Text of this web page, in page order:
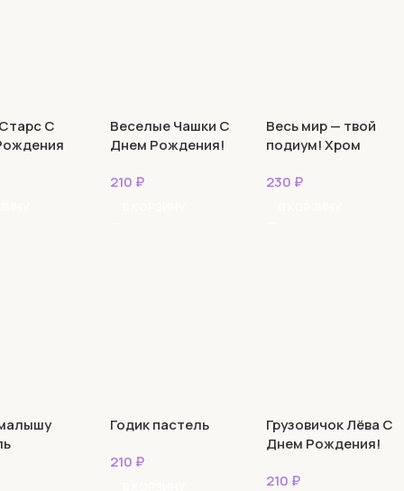
С
Веселые Чашки С
Днем Рождения!
210 ₽
Весь мир — твой
подиум! Хром
230 ₽
Годик пастель
210 ₽
Грузовичок Лёва С
Днем Рождения!
210 ₽